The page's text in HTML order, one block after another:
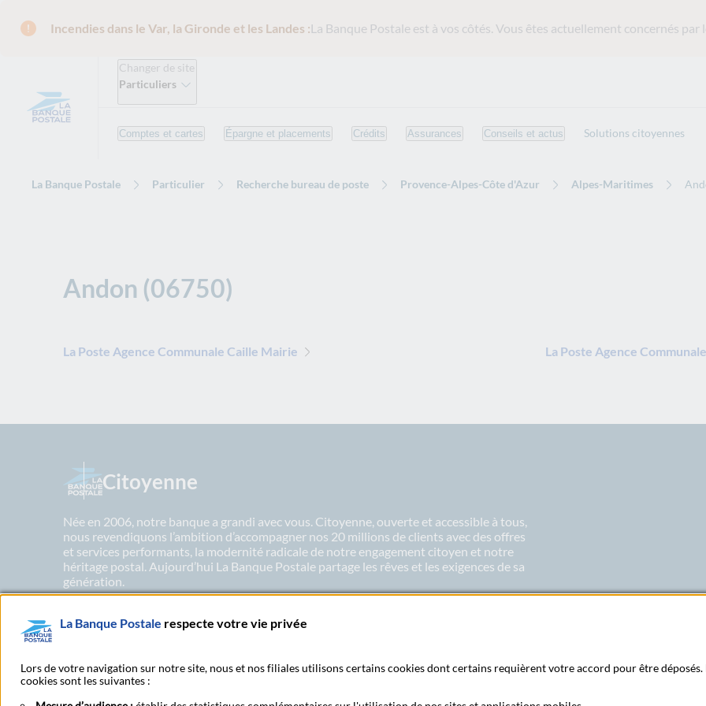
Incendies dans le Var, la Gironde et les Landes :La Banque Postale est à vos côtés. Vous êtes actuellement concernés par
Changer de site
Particuliers
Comptes et cartes Épargne et placements Crédits Assurances Conseils et actus Solutions citoyennes
La Banque Postale Particulier Recherche bureau de poste Provence-Alpes-Côte d'Azur Alpes-Maritimes
Andon (06750)
La Poste Agence Communale Caille Mairie La Poste Agence
Citoyenne
Née en 2006, notre banque a grandi avec vous. Citoyenne, ouverte et accessible à tous,
nous revendiquons l’ambition d’accompagner nos 20 millions de clients avec des offres
et services performants, la modernité radicale de notre engagement citoyen et notre
héritage postal. Aujourd’hui La Banque Postale partage les rêves et les exigences de sa
génération.
En savoir plus sur nos engagements
La Banque Postale respecte votre vie privée
Lors de votre navigation sur notre site, nous et nos filiales utilisons certains cookies dont certains requièrent votre accord pour être déposés.
cookies sont les suivantes :